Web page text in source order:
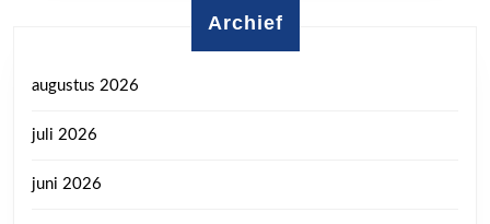
Archief
augustus 2026
juli 2026
juni 2026